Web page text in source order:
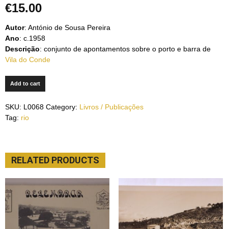
€15.00
Autor: António de Sousa Pereira
Ano: c.1958
Descrição: conjunto de apontamentos sobre o porto e barra de
Vila do Conde
Add to cart
SKU: L0068 Category: Livros / Publicações
Tag: rio
RELATED PRODUCTS